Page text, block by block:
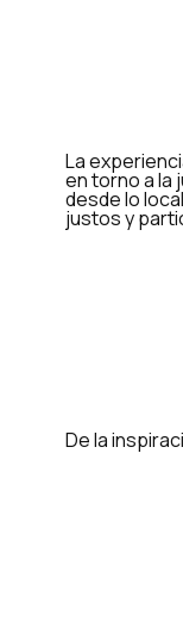
La
en torno a la
desde lo
justos y
De la